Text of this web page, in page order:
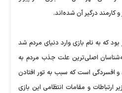
کارمند درگیر آن شده‌اند.
که به نام بازی وارد دنیای مردم شد
اصلی‌ترین علت جذب مردم به
و افسردگی است که سبب به تور افتادن
ارتباطات و مقامات انتظامی این بازی